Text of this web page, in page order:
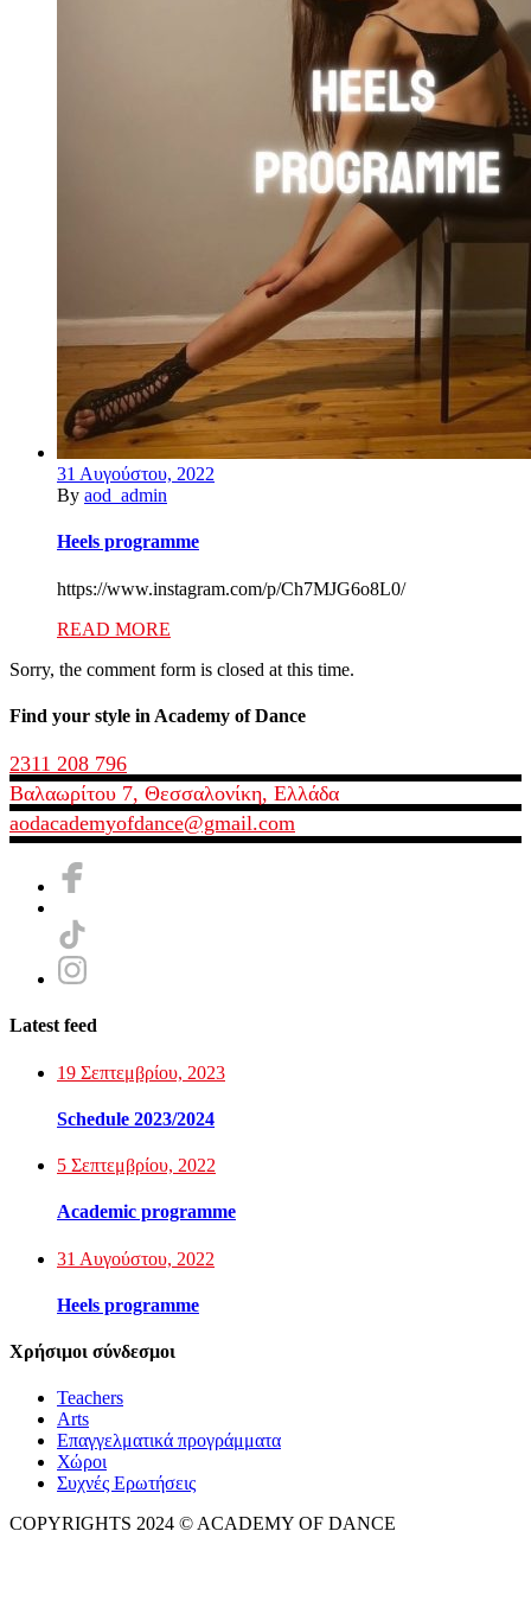
31 Αυγούστου, 2022
By aod_admin
Heels programme
https://www.instagram.com/p/Ch7MJG6o8L0/
READ MORE
Sorry, the comment form is closed at this time.
Find your style in Academy of Dance
2311 208 796
Βαλαωρίτου 7, Θεσσαλονίκη, Ελλάδα
aodacademyofdance@gmail.com
Latest feed
19 Σεπτεμβρίου, 2023
Schedule 2023/2024
5 Σεπτεμβρίου, 2022
Academic programme
31 Αυγούστου, 2022
Heels programme
Χρήσιμοι σύνδεσμοι
Teachers
Arts
Επαγγελματικά προγράμματα
Χώροι
Συχνές Ερωτήσεις
COPYRIGHTS 2024 © ACADEMY OF DANCE